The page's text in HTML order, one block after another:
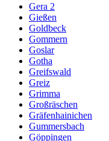
Gera 2
Gießen
Goldbeck
Gommern
Goslar
Gotha
Greifswald
Greiz
Grimma
Großräschen
Gräfenhainichen
Gummersbach
Göppingen